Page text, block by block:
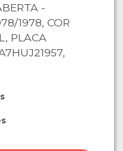
-
1978, COR
PLACA